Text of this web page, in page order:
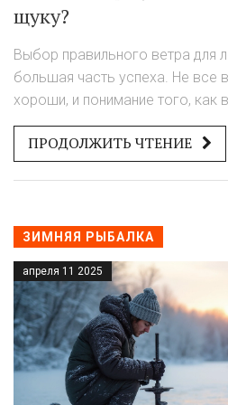
щуку?
Выбор правильного ветра для
большая часть успеха. Не все
хороши, и понимание того, как
поможет лучше подготовиться.
ветер способствует активному
направления и силы ветра
ПРОДОЛЖИТЬ ЧТЕНИЕ
ЗИМНЯЯ РЫБАЛКА
апреля 11 2025